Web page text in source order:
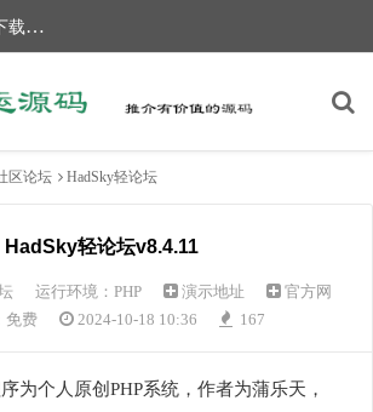
下载
区论坛 HadSky轻论坛
HadSky轻论坛v8.4.11
运行环境：PHP 演示地址
官方网
免费 2024-10-18 10:36 167
为个人原创PHP系统，作者为蒲乐天，